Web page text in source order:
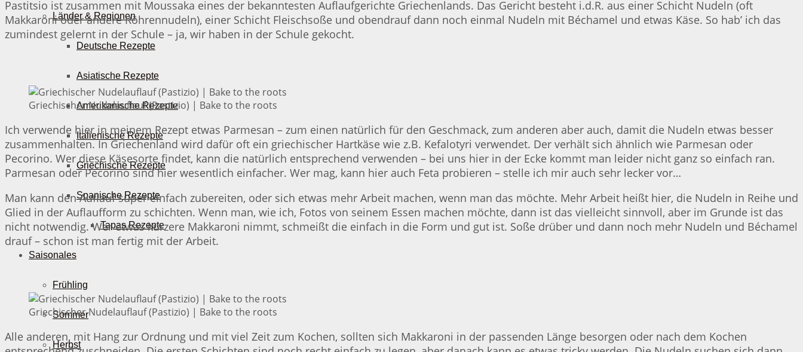
Länder & Regionen
Deutsche Rezepte
Asiatische Rezepte
Amerikanische Rezepte
Italienische Rezepte
Griechische Rezepte
Spanische Rezepte
Tapas Rezepte
Saisonales
Frühling
Sommer
Herbst
Pastitsio ist zusammen mit Moussaka eines der bekanntesten Auflaufgerichte Griechenlands. Das Gericht besteht i.d.R. aus einer Schicht Nudeln (oft
Makkaroni oder andere Röhrennudeln), einer Schicht Fleischsoße und obendrauf dann noch einmal Nudeln mit Béchamel und etwas Käse. So hab’ ich das
zumindest gelernt in der Schule – ja, wir haben in der Schule gekocht.
Griechischer Nudelauflauf (Pastizio) | Bake to the roots
Ich verwende hier in meinem Rezept etwas Parmesan – zum einen natürlich für den Geschmack, zum anderen aber auch, damit die Nudeln etwas besser
zusammenhalten. In Griechenland wird dafür oft ein griechischer Hartkäse wie z.B. Kefalotyri verwendet. Der verhält sich ähnlich wie Parmesan oder
Pecorino. Wer diese Käsesorte findet, kann die natürlich entsprechend verwenden – bei uns hier in der Ecke kommt man leider nicht ganz so einfach ran.
Parmesan oder Pecorino sind hier wesentlich einfacher. Wer mag, kann hier auch Feta probieren – stelle ich mir auch sehr lecker vor…
Man kann den Auflauf super einfach zubereiten, oder sich etwas mehr Arbeit machen, wenn man das möchte. Mehr Arbeit heißt hier, die Nudeln in Reihe und
Glied in der Auflaufform zu schichten. Wenn man, wie ich, Fotos von seinem Essen machen möchte, dann ist das vielleicht sinnvoll, aber im Grunde ist das
nicht notwendig. Wer etwas kürzere Makkaroni nimmt, schmeißt die einfach in die Form und gut ist. Soße drüber und dann noch mehr Nudeln und Béchamel
drauf – schon ist man fertig mit der Arbeit.
Griechischer Nudelauflauf (Pastizio) | Bake to the roots
Alle anderen, mit Hang zur Ordnung und mit viel Zeit zum Kochen, sollten sich Makkaroni in der passenden Länge besorgen oder nach dem Kochen